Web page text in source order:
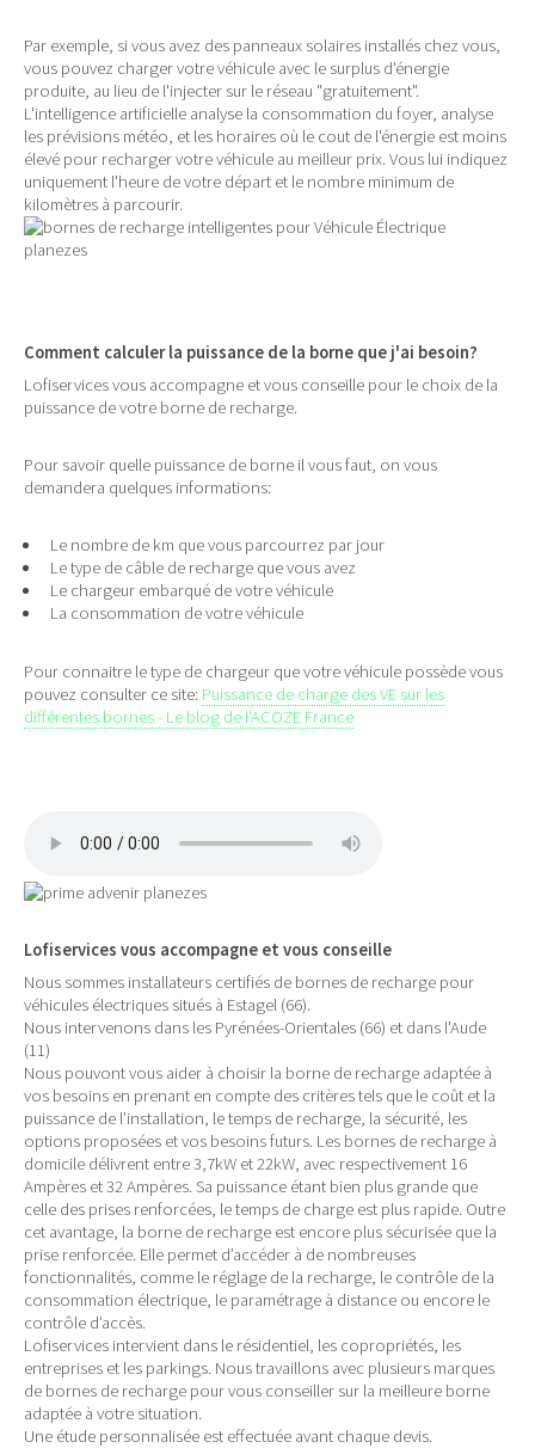
Par exemple, si vous avez des panneaux solaires installés chez vous,
vous pouvez charger votre véhicule avec le surplus d'énergie
produite, au lieu de l'injecter sur le réseau "gratuitement".
L'intelligence artificielle analyse la consommation du foyer, analyse
les prévisions météo, et les horaires où le cout de l'énergie est moins
élevé pour recharger votre véhicule au meilleur prix. Vous lui indiquez
uniquement l'heure de votre départ et le nombre minimum de
kilomètres à parcourir.
Comment calculer la puissance de la borne que j'ai besoin?
Lofiservices vous accompagne et vous conseille pour le choix de la
puissance de votre borne de recharge.
Pour savoir quelle puissance de borne il vous faut, on vous
demandera quelques informations:
Le nombre de km que vous parcourrez par jour
Le type de câble de recharge que vous avez
Le chargeur embarqué de votre véhicule
La consommation de votre véhicule
Pour connaitre le type de chargeur que votre véhicule possède vous
pouvez consulter ce site: Puissance de charge des VE sur les
différentes bornes - Le blog de l'ACOZE France
Lofiservices vous accompagne et vous conseille
Nous sommes installateurs certifiés de bornes de recharge pour
véhicules électriques situés à Estagel (66).
Nous intervenons dans les Pyrénées-Orientales (66) et dans l'Aude
(11)
Nous pouvont vous aider à choisir la borne de recharge adaptée à
vos besoins en prenant en compte des critères tels que le coût et la
puissance de l’installation, le temps de recharge, la sécurité, les
options proposées et vos besoins futurs. Les bornes de recharge à
domicile délivrent entre 3,7kW et 22kW, avec respectivement 16
Ampères et 32 Ampères. Sa puissance étant bien plus grande que
celle des prises renforcées, le temps de charge est plus rapide. Outre
cet avantage, la borne de recharge est encore plus sécurisée que la
prise renforcée. Elle permet d’accéder à de nombreuses
fonctionnalités, comme le réglage de la recharge, le contrôle de la
consommation électrique, le paramétrage à distance ou encore le
contrôle d’accès.
Lofiservices intervient dans le résidentiel, les copropriétés, les
entreprises et les parkings. Nous travaillons avec plusieurs marques
de bornes de recharge pour vous conseiller sur la meilleure borne
adaptée à votre situation.
Une étude personnalisée est effectuée avant chaque devis.